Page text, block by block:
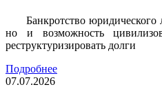
Банкротство
но и возможность
реструктуризировать долги
Подробнее
07.07.2026